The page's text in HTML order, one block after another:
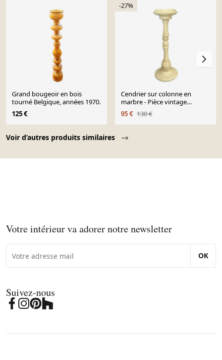
Voir d’autres produits similaires
Grand bougeoir en bois
tourné Belgique, années 1970.
125 €
-27%
Cendrier sur colonne en
marbre - Pièce vintage
d'exception - Style Art
95 € 130 €
Votre intérieur va adorer notre newsletter
OK
Suivez-nous